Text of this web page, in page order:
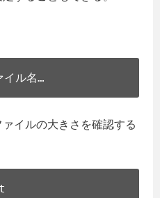
ル名…
イルの大きさを確認する